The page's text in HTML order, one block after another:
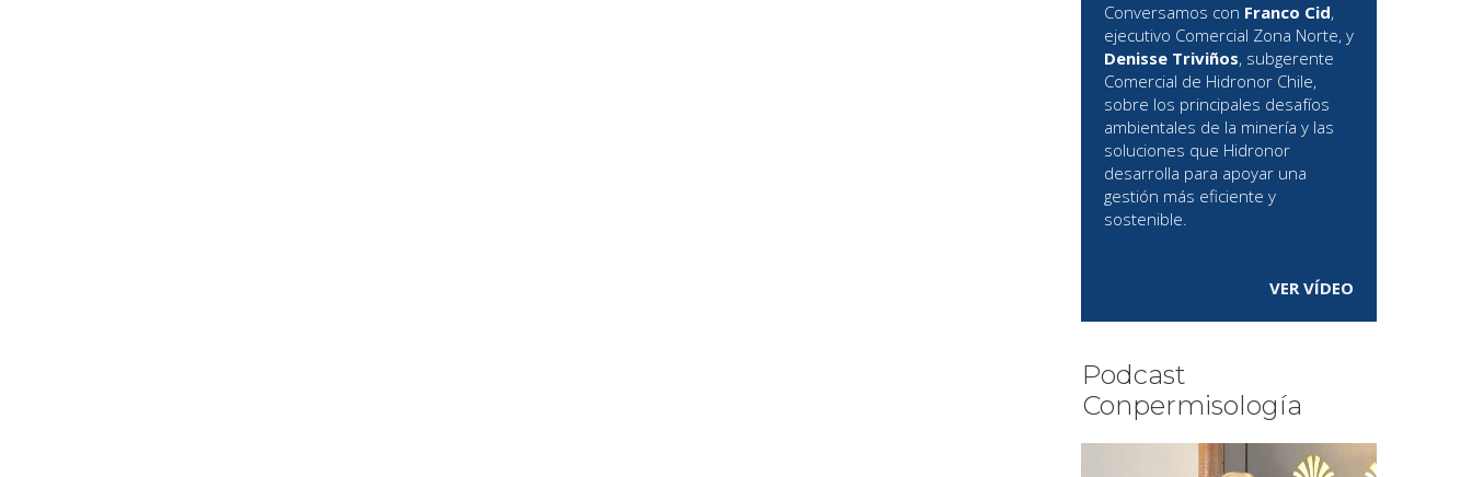
Conversamos con Franco Cid,
ejecutivo Comercial Zona Norte, y
Denisse Triviños, subgerente
Comercial de Hidronor Chile,
sobre los principales desafíos
ambientales de la minería y las
soluciones que Hidronor
desarrolla para apoyar una
gestión más eficiente y
sostenible.
VER VÍDEO
Podcast
Conpermisología